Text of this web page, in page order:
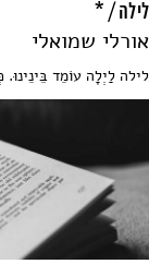
לילה / *
אורלי שמואלי
לילה לַיְלָה עוֹמֵד